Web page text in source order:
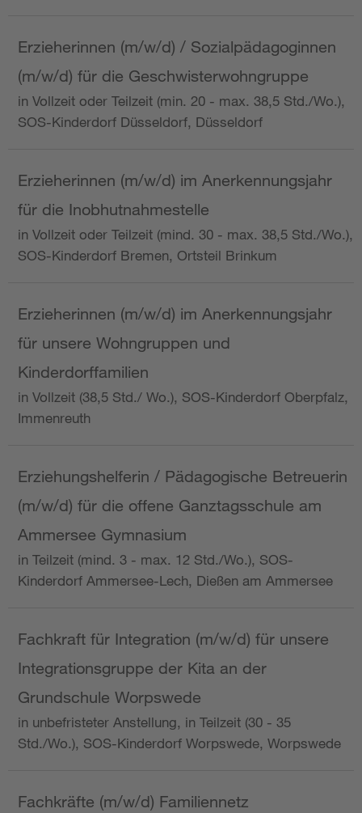
Erzieherinnen (m/w/d) / Sozialpädagoginnen
(m/w/d) für die Geschwisterwohngruppe
in Vollzeit oder Teilzeit (min. 20 - max. 38,5 Std./Wo.),
SOS-Kinderdorf Düsseldorf, Düsseldorf
Erzieherinnen (m/w/d) im Anerkennungsjahr
für die Inobhutnahmestelle
in Vollzeit oder Teilzeit (mind. 30 - max. 38,5 Std./Wo.),
SOS-Kinderdorf Bremen, Ortsteil Brinkum
Erzieherinnen (m/w/d) im Anerkennungsjahr
für unsere Wohngruppen und
Kinderdorffamilien
in Vollzeit (38,5 Std./ Wo.), SOS-Kinderdorf Oberpfalz,
Immenreuth
Erziehungshelferin / Pädagogische Betreuerin
(m/w/d) für die offene Ganztagsschule am
Ammersee Gymnasium
in Teilzeit (mind. 3 - max. 12 Std./Wo.), SOS-
Kinderdorf Ammersee-Lech, Dießen am Ammersee
Fachkraft für Integration (m/w/d) für unsere
Integrationsgruppe der Kita an der
Grundschule Worpswede
in unbefristeter Anstellung, in Teilzeit (30 - 35
Std./Wo.), SOS-Kinderdorf Worpswede, Worpswede
Fachkräfte (m/w/d) Familiennetz